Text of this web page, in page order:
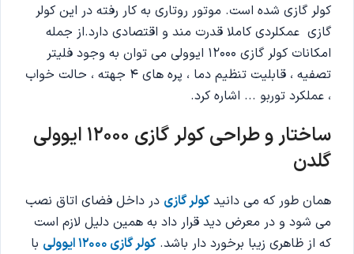
کولر گازی شده است. موتور روتاری به کار رفته در این کولر
گازی عمکلردی کاملا قدرت مند و اقتصادی دارد.از جمله
امکانات کولر گازی 12000 ایوولی می توان به وجود فلیتر
تصفیه ، قابلیت تنظیم دما ، پره های 4 جهته ، حالت خواب
، عملکرد توربو ... اشاره کرد.
ساختار و طراحی کولر گازی 12000 ایوولی
گلدن
همان طور که می دانیدکولر گازی در داخل فضای اتاق نصب
می شود و در معرض دید قرار داد به همین دلیل لازم است
که از ظاهری زیبا برخورد دار باشد.کولر گازی 12000 ایوولی
با